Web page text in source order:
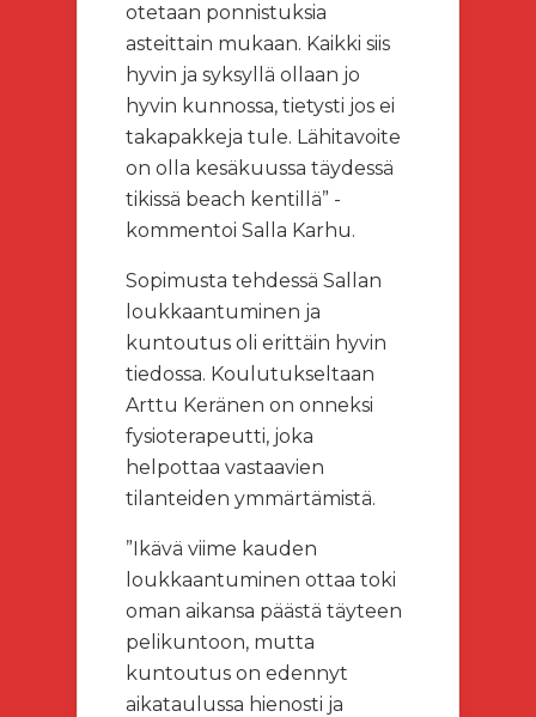
otetaan ponnistuksia
asteittain mukaan. Kaikki siis
hyvin ja syksyllä ollaan jo
hyvin kunnossa, tietysti jos ei
takapakkeja tule. Lähitavoite
on olla kesäkuussa täydessä
tikissä beach kentillä” -
kommentoi Salla Karhu.
Sopimusta tehdessä Sallan
loukkaantuminen ja
kuntoutus oli erittäin hyvin
tiedossa. Koulutukseltaan
Arttu Keränen on onneksi
fysioterapeutti, joka
helpottaa vastaavien
tilanteiden ymmärtämistä.
”Ikävä viime kauden
loukkaantuminen ottaa toki
oman aikansa päästä täyteen
pelikuntoon, mutta
kuntoutus on edennyt
aikataulussa hienosti ja